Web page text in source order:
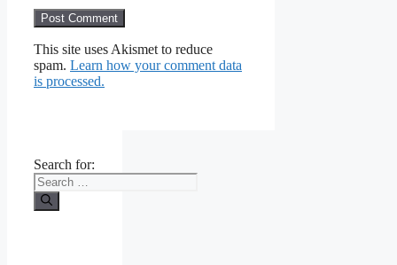
This site uses Akismet to reduce
spam. Learn how your comment data
is processed.
Search for: